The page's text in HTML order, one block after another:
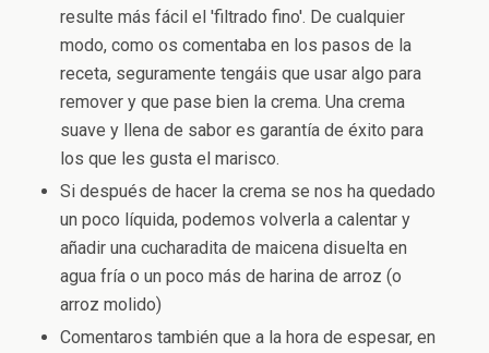
resulte más fácil el 'filtrado fino'. De cualquier
modo, como os comentaba en los pasos de la
receta, seguramente tengáis que usar algo para
remover y que pase bien la crema. Una crema
suave y llena de sabor es garantía de éxito para
los que les gusta el marisco.
Si después de hacer la crema se nos ha quedado
un poco líquida, podemos volverla a calentar y
añadir una cucharadita de maicena disuelta en
agua fría o un poco más de harina de arroz (o
arroz molido)
Comentaros también que a la hora de espesar, en